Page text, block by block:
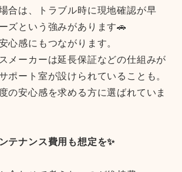
合は、トラブル時に現地確認が早
ズという強みがあります🚗
心感にもつながります。
メーカーは延長保証などの仕組みが
ポート室が設けられていることも。
の安心感を求める方に選ばれていま
テナンス費用も想定を✨